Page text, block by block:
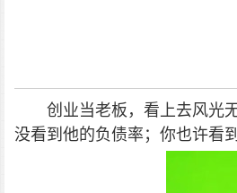
创业当老板，看上去风光
没看到他的负债率；你也许看